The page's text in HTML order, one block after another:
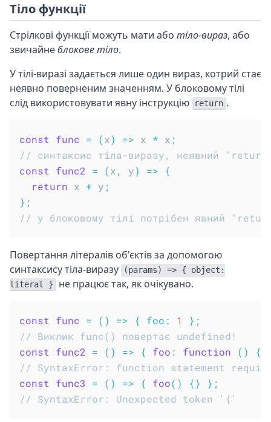
Тіло функції
Стрілкові функції можуть мати або тіло-вираз, або
звичайнеблокове тіло.
У тілі-виразі задається лише один вираз, котрий стає
неявно поверненим значенням. У блоковому тілі
слід використовувати явну інструкцію
return .
const func = (x) => x * x ;
// синтаксис тіла-виразу, неявний
const
func2 = (x, y) =>
{
return x + y ;
} ;
// у блоковому тілі потрібен явний
Повертання літералів об'єктів за допомогою
синтаксису тіла-виразу
(params) => { object:
literal }
не працює так, як очікувано.
const func = ( ) => { foo : 1 } ;
// Виклик func() повертає undefined!
const
func2 = ( ) => { foo : function ( ) {
// SyntaxError: function statement
const
func3 = ( ) => { foo( ) {} } ;
// SyntaxError: Unexpected token '{'